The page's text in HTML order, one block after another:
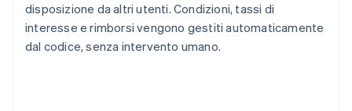
disposizione da altri utenti. Condizioni, tassi di
interesse e rimborsi vengono gestiti automaticamente
dal codice, senza intervento umano.